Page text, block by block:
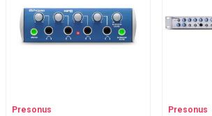
Presonus Presonus